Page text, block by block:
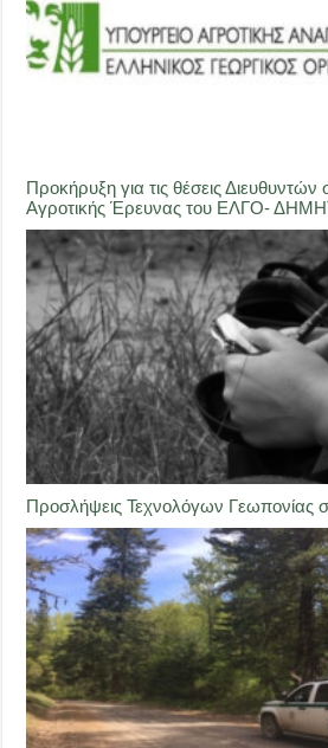
Προκήρυξη για τις θέσεις Διευθυντών
Αγροτικής Έρευνας του ΕΛΓΟ-
Προσλήψεις Τεχνολόγων Γεωπονίας